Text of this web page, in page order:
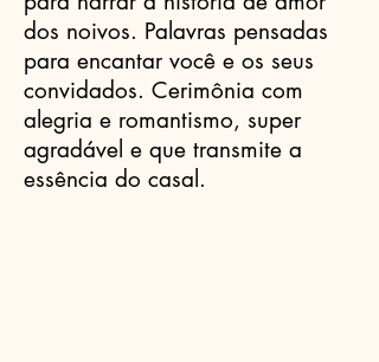
dos noivos. Palavras pensadas
para encantar você e os seus
convidados. Cerimônia com
alegria e romantismo, super
agradável e que transmite a
essência do casal.